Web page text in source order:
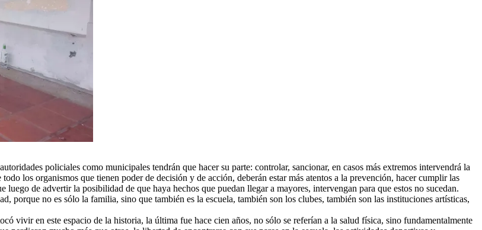
policiales como municipales tendrán que hacer su parte: controlar, sancionar, en casos más extremos intervendrá la
los organismos que tienen poder de decisión y de acción, deberán estar más atentos a la prevención, hacer cumplir las
luego de advertir la posibilidad de que haya hechos que puedan llegar a mayores, intervengan para que estos no sucedan.
porque no es sólo la familia, sino que también es la escuela, también son los clubes, también son las instituciones artísticas,
vivir en este espacio de la historia, la última fue hace cien años, no sólo se referían a la salud física, sino fundamentalmente